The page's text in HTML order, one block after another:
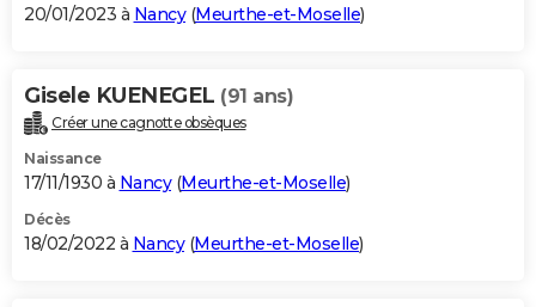
20/01/2023 à Nancy(Meurthe-et-Moselle)
Gisele KUENEGEL (91 ans)
Créer une cagnotte obsèques
Naissance
17/11/1930 à Nancy(Meurthe-et-Moselle)
Décès
18/02/2022 à Nancy(Meurthe-et-Moselle)